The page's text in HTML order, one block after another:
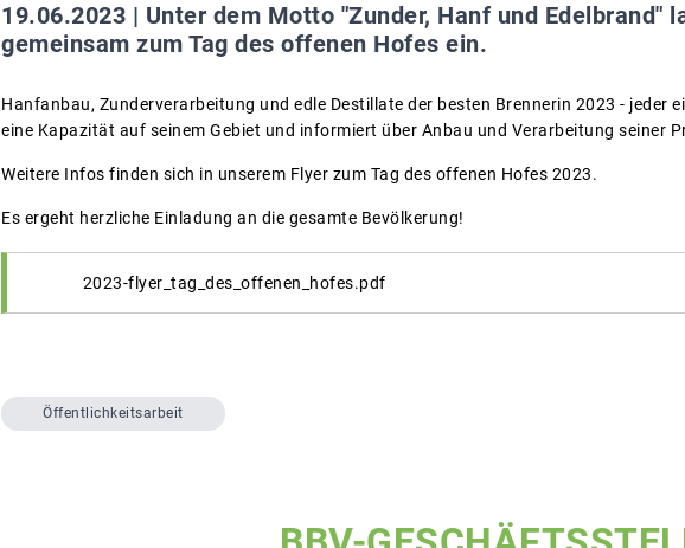
19.06.2023 | Unter dem Motto "Zunder, Hanf und Edelbrand"
gemeinsam zum Tag des offenen Hofes ein.
Hanfanbau, Zunderverarbeitung und edle Destillate der besten Brennerin 2023 - jeder
eine Kapazität auf seinem Gebiet und informiert über Anbau und Verarbeitung seiner
Weitere Infos finden sich in unserem Flyer zum Tag des offenen Hofes 2023.
Es ergeht herzliche Einladung an die gesamte Bevölkerung!
2023-flyer_tag_des_offenen_hofes.pdf
Öffentlichkeitsarbeit